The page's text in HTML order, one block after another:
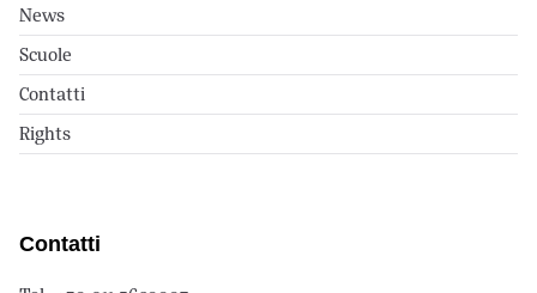
News
Scuole
Contatti
Rights
Contatti